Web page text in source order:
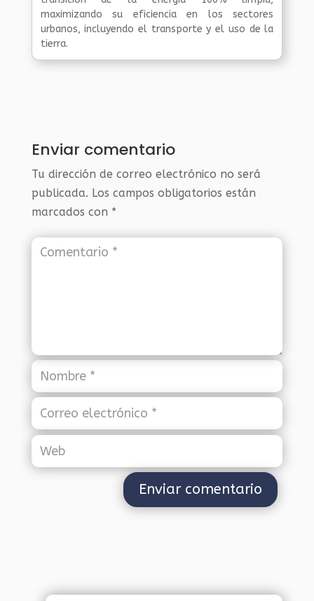
maximizando su eficiencia en los sectores
urbanos, incluyendo el transporte y el uso de la
tierra.
Enviar comentario
Tu dirección de correo electrónico no será
publicada. Los campos obligatorios están
marcados con *